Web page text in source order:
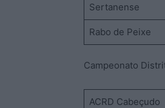
Sertanense
Rabo de Peixe
Campeonato
ACRD Cabeçudo